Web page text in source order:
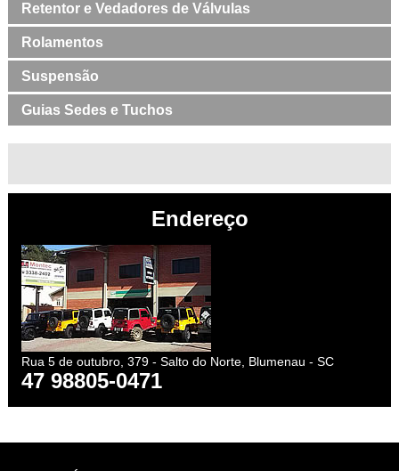
Retentor e Vedadores de Válvulas
Rolamentos
Suspensão
Guias Sedes e Tuchos
Endereço
Rua 5 de outubro, 379 - Salto do Norte, Blumenau - SC
47 98805-0471